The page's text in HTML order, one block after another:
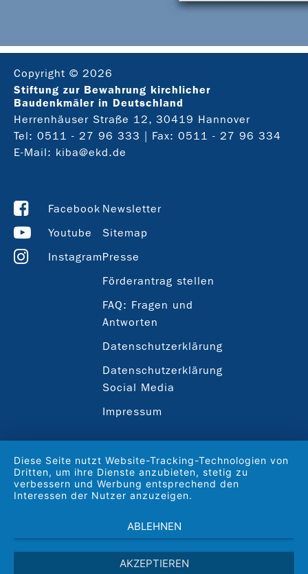
Copyright © 2026
Stiftung zur Bewahrung kirchlicher
Baudenkmäler in Deutschland
Herrenhäuser Straße 12, 30419 Hannover
Tel: 0511 - 27 96 333
| Fax: 0511 - 27 96 334
E-Mail: kiba@ekd.de
Facebook
Youtube
Instagram
Newsletter
Sitemap
Presse
Förderantrag stellen
FAQ: Fragen und
Antworten
Datenschutzerklärung
Datenschutzerklärung
Social Media
Impressum
Diese Seite nutzt Website-Tracking-Technologien von
Dritten, um ihre Dienste anzubieten, stetig zu
verbessern und Werbung entsprechend den
Interessen der Nutzer anzuzeigen.
ABLEHNEN
AKZEPTIEREN